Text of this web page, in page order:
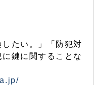
したい。」「防犯対
鍵に関することな